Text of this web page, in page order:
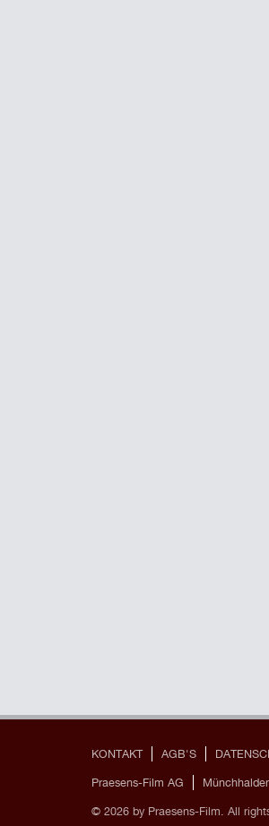
KONTAKT AGB'S
Praesens-Film AG
© 2026 by Praesens-Film. All